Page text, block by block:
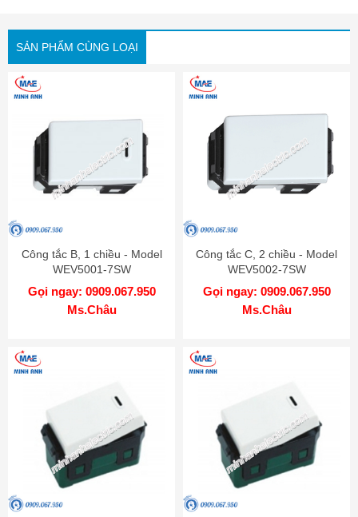
SẢN PHẨM CÙNG LOẠI
Công tắc B, 1 chiều - Model
WEV5001-7SW
Gọi ngay: 0909.067.950
Ms.Châu
Công tắc C, 2 chiều - Model
WEV5002-7SW
Gọi ngay: 0909.067.950
Ms.Châu